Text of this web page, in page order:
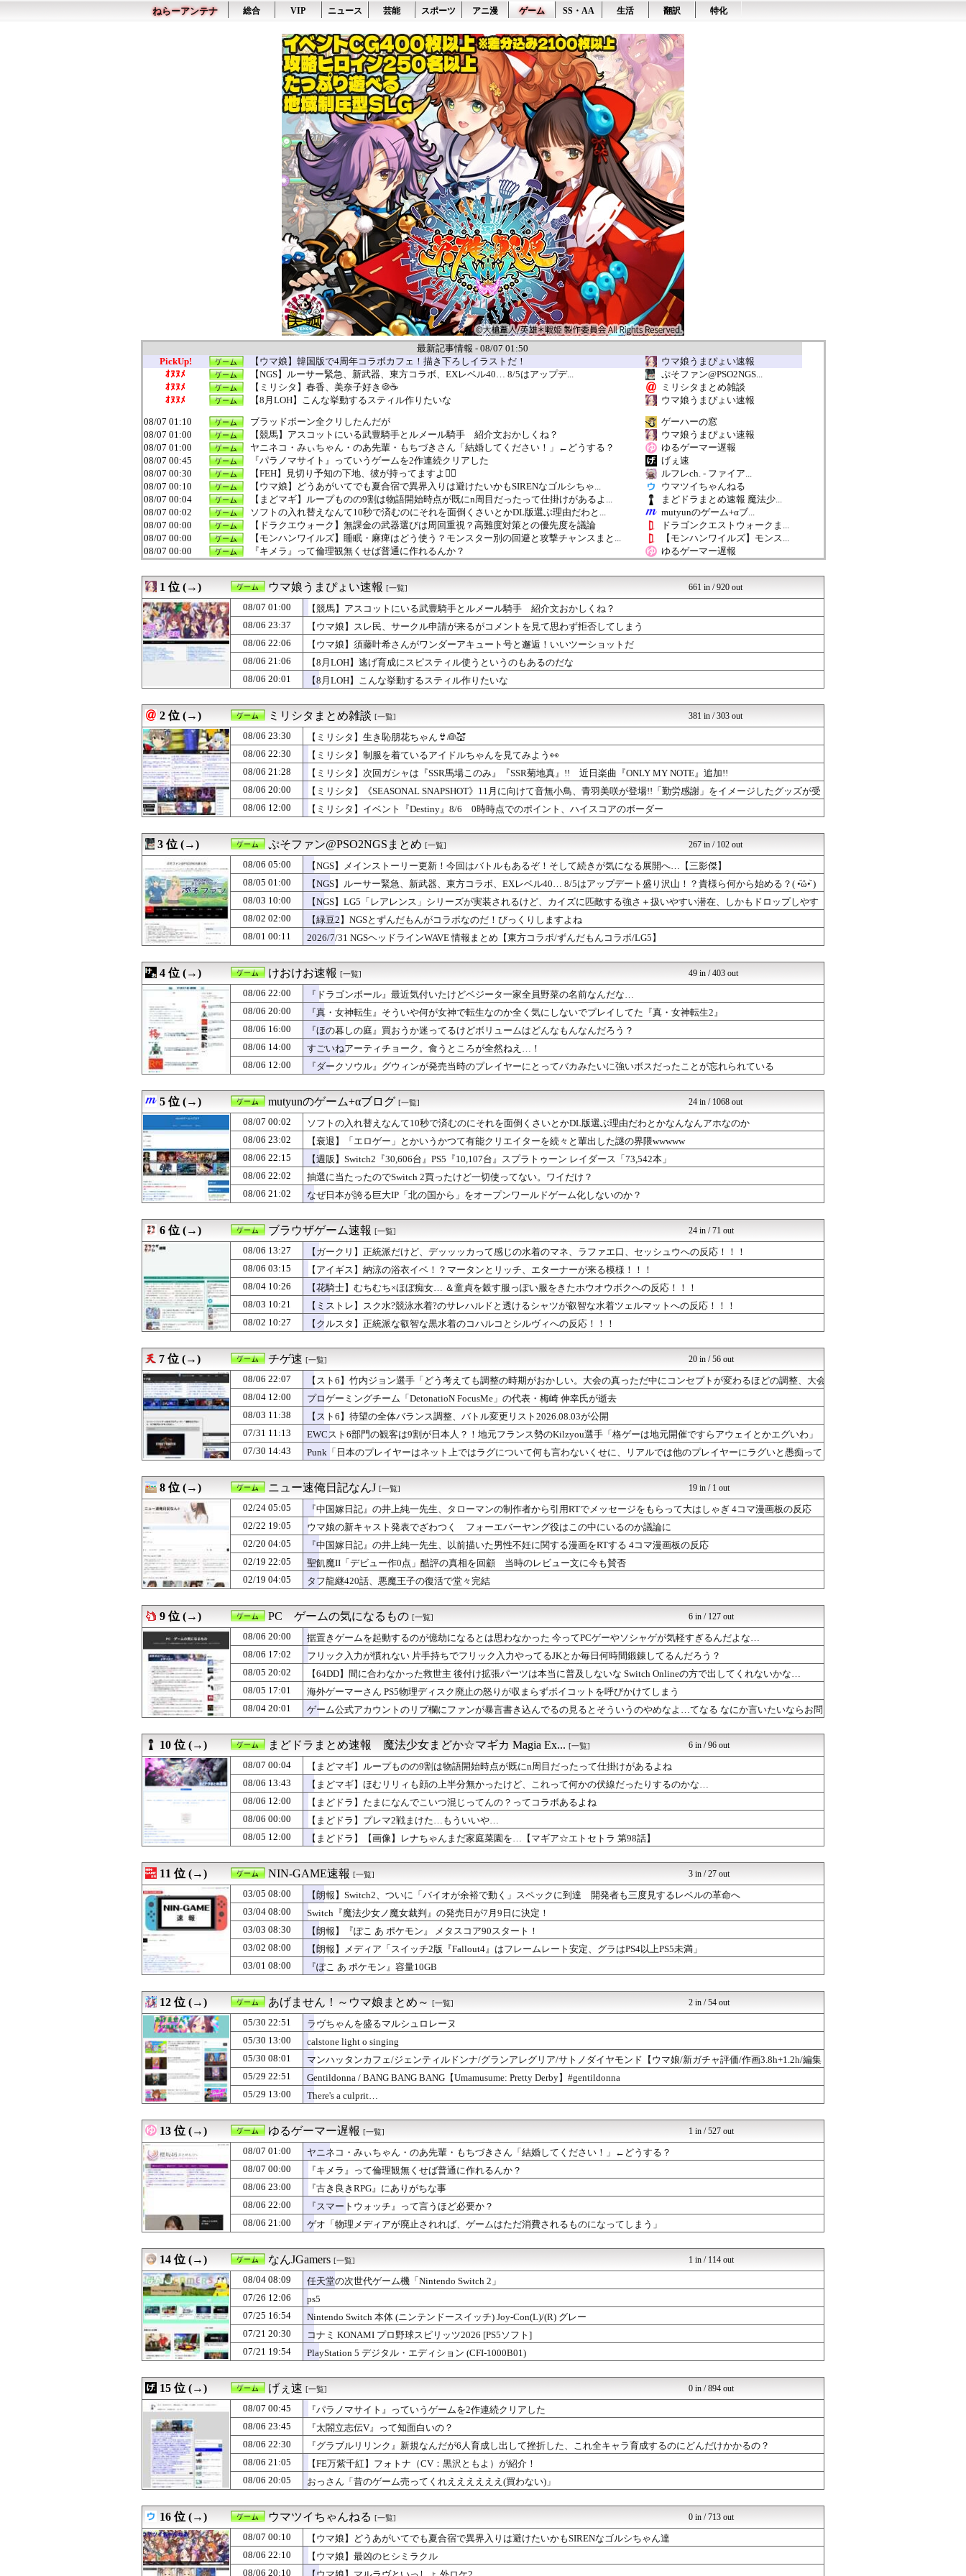
ねらーアンテナ 総合 VIP ニュース 芸能 スポーツ アニ漫 ゲーム SS・AA 生活 翻訳 特化
最新記事情報 - 08/07 01:50
PickUp!
【ウマ娘】韓国版で4周年コラボカフェ！描き下ろしイラストだ！
ウマ娘うまぴょい速報
ｵﾇﾇﾒ
【NGS】ルーサー緊急、新武器、東方コラボ、EXレベル40… 8/5はアップデ...
ぷそファン@PSO2NGS...
ｵﾇﾇﾒ
【ミリシタ】春香、美奈子好き🍪☕
ミリシタまとめ雑談
ｵﾇﾇﾒ
【8月LOH】こんな挙動するスティル作りたいな
ウマ娘うまぴょい速報
08/07 01:10
ブラッドボーン全クリしたんだが
ゲーハーの窓
08/07 01:00
【競馬】アスコットにいる武豊騎手とルメール騎手 紹介文おかしくね？
ウマ娘うまぴょい速報
08/07 01:00
ヤニネコ・みぃちゃん・のあ先輩・もちづきさん「結婚してください！」←どうする？
ゆるゲーマー遅報
08/07 00:45
『パラノマサイト』っていうゲームを2作連続クリアした
げぇ速
08/07 00:30
【FEH】見切り予知の下地、彼が持ってますよ👍🏻
ルフレch. - ファイア...
08/07 00:10
【ウマ娘】どうあがいてでも夏合宿で異界入りは避けたいかもSIRENなゴルシちゃ...
ウマツイちゃんねる
08/07 00:04
【まどマギ】ループものの9割は物語開始時点が既にn周目だったって仕掛けがあるよ...
まどドラまとめ速報 魔法少...
08/07 00:02
ソフトの入れ替えなんて10秒で済むのにそれを面倒くさいとかDL版選ぶ理由だわと...
mutyunのゲーム+αブ...
08/07 00:00
【ドラクエウォーク】無課金の武器選びは周回重視？高難度対策との優先度を議論
ドラゴンクエストウォークま...
08/07 00:00
【モンハンワイルズ】睡眠・麻痺はどう使う？モンスター別の回避と攻撃チャンスまと...
【モンハンワイルズ】モンス...
08/07 00:00
『キメラ』って倫理観無くせば普通に作れるんか？
ゆるゲーマー遅報
08/06 23:37
【ウマ娘】スレ民、サークル申請が来るがコメントを見て思わず拒否してしまう
ウマ娘うまぴょい速報
08/06 23:30
【ミリシタ】生き恥朋花ちゃん👙👰💒
ミリシタまとめ雑談
08/06 23:05
部屋作りゲーム、確率で出現するイカを見るとクラッシュする不具合が発生
08/06 23:02
【衰退】「エロゲー」とかいうかつて有能クリエイターを続々と輩出した謎の界隈ww...
mutyunのゲーム+αブ...
08/06 23:00
『古き良きRPG』にありがちな事
08/06 22:30
【ミリシタ】制服を着ているアイドルちゃんを見てみよう👀
08/06 22:30
『グラブルリリンク』新規なんだが6人育成し出して挫折した、これ全キャラ育成する...
げぇ速
【週販】Switch2『30,606台』PS5『10,107台』スプラトゥーン...
mutyunのゲーム+αブ...
【ウマ娘】最凶のヒシミラクル
08/06 22:06
【ウマ娘】須藤叶希さんがワンダーアキュート号と邂逅！いいツーショットだ
ウマ娘うまぴょい速報
08/06 22:02
抽選に当たったのでSwitch 2買ったけど一切使ってない。ワイだけ？
mutyunのゲーム+αブ...
08/06 22:00
『スマートウォッチ』って言うほど必要か？
08/06 22:00
『ドラゴンボール』最近気付いたけどベジータ一家全員野菜の名前なんだな…
けおけお速報
08/06 21:30
【FE万紫千紅】これ速攻でFEHに実装されそう
08/06 21:28
【ミリシタ】次回ガシャは『SSR馬場このみ』『SSR菊地真』!! 近日楽曲『O...
ミリシタまとめ雑談
08/06 21:06
【8月LOH】逃げ育成にスピスティル使うというのもあるのだな
ウマ娘うまぴょい速報
08/06 21:05
「斬撃を飛ばす」←ぶっちゃけ好き？嫌い？
ゲーハーの窓
08/06 21:05
【FE万紫千紅】フォトナ（CV：黒沢ともよ）が紹介！
げぇ速
08/06 21:00
ゲオ「物理メディアが廃止されれば、ゲームはただ消費されるものになってしまう」
ゆるゲーマー遅報
08/06 20:45
【ドラクエウォーク】ドラゴンコープスを高速撃破！勇者・クロノス・月輪など攻略編...
ドラゴンクエストウォークま...
08/06 20:40
【ドラクエウォーク】ドラゴンコープスのこころSは何個必要？性能と使い道を巡り評...
ドラゴンクエストウォークま...
08/06 20:36
【ドラクエウォーク】イベントは全4章？スカウトや限定アクセサリーを巡る反応
ドラゴンクエストウォークま...
08/06 20:32
ゲーフリ「Beast of Reincarnationは皆様からのご意見を真摯...
mutyunのゲーム+αブ...
08/06 20:10
【ウマ娘】マルラヴといっしょ 外ロケ2
ウマツイちゃんねる
08/06 20:05
おっさん「昔のゲーム売ってくれええええええ(買わない)」
げぇ速
08/06 20:02
多根「Switch2、499ドルでも安い800ドル超えるかも。PS5は直近での...
mutyunのゲーム+αブ...
08/06 20:01
【8月LOH】こんな挙動するスティル作りたいな
08/06 20:00
【朗報】『冥王計画ゼオライマー』さん、たった2回のスパロボ参戦で大人気ロボ作品...
ゆるゲーマー遅報
08/06 20:00
【ミリシタ】《SEASONAL SNAPSHOT》11月に向けて音無小鳥、青羽...
ミリシタまとめ雑談
08/06 20:00
『真・女神転生』そういや何が女神で転生なのか全く気にしないでプレイしてた『真・...
08/06 19:32
メディア「Switch2版『モンハンワイルズ』はDLSS込みで最大1440p動...
mutyunのゲーム+αブ...
08/06 19:30
【FEH】今回の錬成で一番強いのマリータじゃね？？？
ルフレch. - ファイア...
08/06 19:05
DMC風のゲームとソウルライク系ってどっちが面白いと思う？
08/06 19:00
『Sa・Ga2 秘宝伝説』とかいう過大評価ゲーム
08/06 19:00
【ポケチャン】可愛いポケモン統一パーティのおすすめは？相性補完や地面タイプの選...
ポケチャン攻略まとめ速報｜...
08/06 18:37
【ウマ娘】タキオン、このソース食べても大丈夫なやつ？
ウマ娘うまぴょい速報
08/06 18:10
【ウマ娘】少年トレーナー君と幼馴染ネイチャ姉さん
ウマツイちゃんねる
08/06 18:05
【朗報】ファイアーエムブレム、ついにキャラ成長率がゲーム内で見れるようになる
げぇ速
08/06 18:00
【ポケチャン】対戦環境の停滞と今後の新要素追加に関するプレイヤーのリアルな意見
ポケチャン攻略まとめ速報｜...
08/06 18:00
『みんなのGOLF WORLD』、改善に向けてアプデ計画公表
ゆるゲーマー遅報
08/06 17:05
【ウマ娘】LA公演ツアー、キャンセルが出たので２次募集開始！サンタアニタパーク...
ウマ娘うまぴょい速報
08/06 17:05
『メガガブリアス』って何が強いんや・・・？
げぇ速
08/06 17:02
フリック入力が慣れない 片手持ちでフリック入力やってるJKとか毎日何時間鍛錬し...
08/06 16:10
【ウマ娘】あの人の話2 ブエナビスタとシーザリオ
ウマツイちゃんねる
08/06 16:00
『ほの暮しの庭』買おうか迷ってるけどボリュームはどんなもんなんだろう？
08/06 14:10
【ウマ娘】企画配信に挑戦してみたバクシンオー
08/06 14:00
すごいねアーティチョーク。食うところが全然ねえ…！
けおけお速報
08/06 13:43
【まどマギ】ほむリリィも顔の上半分無かったけど、これって何かの伏線だったりする...
まどドラまとめ速報 魔法少...
【ガークリ】正統派だけど、デッッッカって感じの水着のマネ、ラファエ口、セッシュ...
ブラウザゲーム速報
08/06 12:30
【FE万紫千紅】今のところこのリシテアみたいなデカパイ籠手使いが一番見た目好み
ルフレch. - ファイア...
08/06 12:10
【ウマ娘】ふつくしいポーズをとるルーラーシップ
ウマツイちゃんねる
08/06 12:00
【ドラクエウォーク】千里行を快適に周回！ワンパン編成と武器変更による効率改善
ドラゴンクエストウォークま...
08/06 12:00
【まどドラ】たまになんでこいつ混じってんの？ってコラボあるよね
まどドラまとめ速報 魔法少...
08/06 12:00
【ミリシタ】イベント『Destiny』8/6 0時時点でのポイント、ハイスコア...
08/06 12:00
『ダークソウル』グウィンが発売当時のプレイヤーにとってバカみたいに強いボスだっ...
けおけお速報
08/06 11:00
【ポケチャン】ムラっけオニゴーリ・スコヴィラン戦術の強さと対策を巡る意見まとめ
08/06 10:10
【ウマ娘】ゴルシとマックイーンその2163
ウマツイちゃんねる
08/06 10:00
【ポケモンチャンピオンズ】主人公のキャラメイクとJK風コーディネート、男主人公...
ポケチャン攻略まとめ速報｜...
08/06 10:00
『ファイアーエムブレム 万紫千紅』主人公の見た目を変えられるのは久しぶりだな
けおけお速報
08/06 05:00
【NGS】メインストーリー更新！今回はバトルもあるぞ！そして続きが気になる展開...
08/06 03:15
【アイギス】納涼の浴衣イベ！？マータンとリッチ、エターナーが来る模様！！！
ブラウザゲーム速報
08/06 01:10
お前らが思うバカゲーて何？
ゲーハーの窓
08/06 00:30
【FE万紫千紅】これゲームの全体の流れどんな感じになるんだ…？
ルフレch. - ファイア...
08/06 00:00
【モンハンワイルズ】罠の上に大タル爆弾は迷惑？吹き飛ばしと立ち回りを巡る議論
【モンハンワイルズ】モンス...
08/06 00:00
【ドラクエウォーク】おやすむ・もぐもぐは必要？報酬とバッテリー消費を巡る評価
08/05 23:30
【ミリシタ】同級生の脳を破壊していそうなアイドルちゃん🧠⚡
ミリシタまとめ雑談
08/05 23:05
除霊ゲームさん、泣く泣くクソアプデしてしまう
ゲーハーの窓
08/05 22:00
【ミリシタ】イベント『Destiny』コミュを見たみんなの反応は👀 ※ネタバレ...
ミリシタまとめ雑談
08/05 22:00
女性漫画家あるあるとかあれば教えてほしい
けおけお速報
08/05 21:30
【FE万紫千紅】セテス…一体誰なんだ…すごい見覚えのあるキャラ多い
08/05 21:05
ちびまるこちゃんのゲームがもし今でたらどんなのになるのか
ゲーハーの窓
08/05 21:00
【ミリシタ】セーラーミズギって結構攻めてるよね👙
ミリシタまとめ雑談
08/05 20:00
『Dr.スランプ』茶化されてるけど千兵衛さんガチで天才だよね
けおけお速報
08/05 19:28
【ドラクエウォーク】運営はピサロ推し？歴代武器と魔力の宝鞭を振り返る
ドラゴンクエストウォークま...
08/05 19:24
【ドラクエウォーク】新水着の見た目をどう評価する？パレオやタイプ2装備に様々な...
ドラゴンクエストウォークま...
08/05 19:00
【ポケチャン】アーマーガアでドリュウズは受けられる？つのドリル試行回数と有利不...
ポケチャン攻略まとめ速報｜...
08/05 18:30
【FE万紫千紅】今作のマイユニはキャラメイク可能！こういうのはif以来だな
ルフレch. - ファイア...
08/05 18:00
【ポケモンチャンピオンズ】マニューラ評価まとめ 技範囲や覚える技・オオニューラ...
ポケチャン攻略まとめ速報｜...
08/05 17:01
海外ゲーマーさん PS5物理ディスク廃止の怒りが収まらずボイコットを呼びかけて...
PC ゲームの気になるもの
08/05 12:00
【ポケモンチャンピオンズ】オーロンゲの仕事阻止は不可能なのか？対策やいたずらご...
ポケチャン攻略まとめ速報｜...
08/05 12:00
【まどドラ】【画像】レナちゃんまだ家庭菜園を…【マギア☆エトセトラ 第98話】
まどドラまとめ速報 魔法少...
08/05 01:00
【NGS】ルーサー緊急、新武器、東方コラボ、EXレベル40… 8/5はアップデ...
ぷそファン@PSO2NGS...
08/05 00:00
【まどドラ】葉月ふうか水ほむ砲の編成しかいねえ
まどドラまとめ速報 魔法少...
08/05 00:00
【モンハンワイルズ】アルマやNPCが邪魔？当たり判定・会話誤爆・進行妨害への不...
【モンハンワイルズ】モンス...
08/04 23:05
FF10の名シーン←思い浮かべたもの
ゲーハーの窓
08/04 20:01
ゲーム公式アカウントのリプ欄にファンが暴言書き込んでるの見るとそういうのやめな...
PC ゲームの気になるもの
08/04 17:07
スーパーやコンビニで手前どりに協力してる？
08/04 12:00
【まどマギ】もうちょっと皆といいコミュニケーションが取れてたらなってみんな思う
08/04 12:00
プロゲーミングチーム「DetonatioN FocusMe」の代表・梅崎 伸幸...
チゲ速
08/04 10:26
【花騎士】むちむち×ほぼ痴女… ＆童貞を穀す服っぽい服をきたホウオウボクへの反...
ブラウザゲーム速報
1 位 (→) ウマ娘うまぴょい速報 [一覧] 661 in / 920 out
08/07 01:00
【競馬】アスコットにいる武豊騎手とルメール騎手 紹介文おかしくね？
08/06 23:37
【ウマ娘】スレ民、サークル申請が来るがコメントを見て思わず拒否してしまう
08/06 22:06
【ウマ娘】須藤叶希さんがワンダーアキュート号と邂逅！いいツーショットだ
08/06 21:06
【8月LOH】逃げ育成にスピスティル使うというのもあるのだな
08/06 20:01
【8月LOH】こんな挙動するスティル作りたいな
2 位 (→) ミリシタまとめ雑談 [一覧] 381 in / 303 out
08/06 23:30
【ミリシタ】生き恥朋花ちゃん👙👰💒
08/06 22:30
【ミリシタ】制服を着ているアイドルちゃんを見てみよう👀
08/06 21:28
【ミリシタ】次回ガシャは『SSR馬場このみ』『SSR菊地真』!! 近日楽曲『ONLY MY NOTE』追加!!
08/06 20:00
【ミリシタ】《SEASONAL SNAPSHOT》11月に向けて音無小鳥、青羽美咲が登場!!「勤労感謝」をイメージしたグッズが受
注開始!!
08/06 12:00 【ミリシタ】イベント『Destiny』8/6 0時時点でのポイント、ハイスコアのボーダー
3 位 (→) ぷそファン@PSO2NGSまとめ [一覧] 267 in / 102 out
08/06 05:00
【NGS】メインストーリー更新！今回はバトルもあるぞ！そして続きが気になる展開へ…【三影傑】
08/05 01:00
【NGS】ルーサー緊急、新武器、東方コラボ、EXレベル40… 8/5はアップデート盛り沢山！？貴様ら何から始める？( •᷄ὤ•᷅ )
08/03 10:00
【NGS】LG5「レアレンス」シリーズが実装されるけど、カイズに匹敵する強さ＋扱いやすい潜在、しかもドロップしやす
いらしいらしい( •᷄ὤ•᷅ )
08/02 02:00
【緑豆2】NGSとずんだもんがコラボなのだ！びっくりしますよね
08/01 00:11
2026/7/31 NGSヘッドラインWAVE 情報まとめ【東方コラボ/ずんだもんコラボ/LG5】
4 位 (→) けおけお速報 [一覧] 49 in / 403 out
08/06 22:00
『ドラゴンボール』最近気付いたけどベジータ一家全員野菜の名前なんだな…
08/06 20:00
『真・女神転生』そういや何が女神で転生なのか全く気にしないでプレイしてた『真・女神転生2』
08/06 16:00
『ほの暮しの庭』買おうか迷ってるけどボリュームはどんなもんなんだろう？
08/06 14:00
すごいねアーティチョーク。食うところが全然ねえ…！
08/06 12:00
『ダークソウル』グウィンが発売当時のプレイヤーにとってバカみたいに強いボスだったことが忘れられている
5 位 (→) mutyunのゲーム+αブログ [一覧] 24 in / 1068 out
08/07 00:02
ソフトの入れ替えなんて10秒で済むのにそれを面倒くさいとかDL版選ぶ理由だわとかなんなんアホなのか
08/06 23:02
【衰退】「エロゲー」とかいうかつて有能クリエイターを続々と輩出した謎の界隈wwwww
08/06 22:15
【週販】Switch2『30,606台』PS5『10,107台』スプラトゥーン レイダース「73,542本」
08/06 22:02
抽選に当たったのでSwitch 2買ったけど一切使ってない。ワイだけ？
08/06 21:02
なぜ日本が誇る巨大IP「北の国から」をオープンワールドゲーム化しないのか？
6 位 (→) ブラウザゲーム速報 [一覧] 24 in / 71 out
08/06 13:27
【ガークリ】正統派だけど、デッッッカって感じの水着のマネ、ラファエ口、セッシュウへの反応！！！
08/06 03:15
【アイギス】納涼の浴衣イベ！？マータンとリッチ、エターナーが来る模様！！！
08/04 10:26
【花騎士】むちむち×ほぼ痴女… ＆童貞を穀す服っぽい服をきたホウオウボクへの反応！！！
08/03 10:21
【ミストレ】スク水?競泳水着?のサレハルドと透けるシャツが叡智な水着ツェルマットへの反応！！！
08/02 10:27
【クルスタ】正統派な叡智な黒水着のコハルコとシルヴィへの反応！！！
7 位 (→) チゲ速 [一覧] 20 in / 56 out
08/06 22:07
【スト6】竹内ジョン選手「どう考えても調整の時期がおかしい。大会の真っただ中にコンセプトが変わるほどの調整、大会
が終わった後は微調整。趣旨が一貫してない」
08/04 12:00
プロゲーミングチーム「DetonatioN FocusMe」の代表・梅崎 伸幸氏が逝去
08/03 11:38
【スト6】待望の全体バランス調整、バトル変更リスト2026.08.03が公開
07/31 11:13
EWCスト6部門の観客は9割が日本人？！地元フランス勢のKilzyou選手「格ゲーは地元開催ですらアウェイとかエグいわ」
07/30 14:43
Punk「日本のプレイヤーはネット上ではラグについて何も言わないくせに、リアルでは他のプレイヤーにラグいと愚痴って
8 位 (→) ニュー速俺日記なんJ [一覧] 19 in / 1 out
02/24 05:05
『中国嫁日記』の井上純一先生、タローマンの制作者から引用RTでメッセージをもらって大はしゃぎ 4コマ漫画板の反応
02/22 19:05
ウマ娘の新キャスト発表でざわつく フォーエバーヤング役はこの中にいるのか議論に
02/20 04:05
『中国嫁日記』の井上純一先生、以前描いた男性不妊に関する漫画をRTする 4コマ漫画板の反応
02/19 22:05
聖飢魔II「デビュー作0点」酷評の真相を回顧 当時のレビュー文に今も賛否
02/19 04:05
タフ龍継420話、悪魔王子の復活で堂々完結
9 位 (→) PC ゲームの気になるもの [一覧] 6 in / 127 out
08/06 20:00
据置きゲームを起動するのが億劫になるとは思わなかった 今ってPCゲーやソシャゲが気軽すぎるんだよな…
08/06 17:02
フリック入力が慣れない 片手持ちでフリック入力やってるJKとか毎日何時間鍛錬してるんだろう？
08/05 20:02
【64DD】間に合わなかった救世主 後付け拡張パーツは本当に普及しないな Switch Onlineの方で出してくれないかな…
08/05 17:01
海外ゲーマーさん PS5物理ディスク廃止の怒りが収まらずボイコットを呼びかけてしまう
08/04 20:01
ゲーム公式アカウントのリプ欄にファンが暴言書き込んでるの見るとそういうのやめなよ…てなる なにか言いたいならお問
10 位 (→) まどドラまとめ速報 魔法少女まどか☆マギカ Magia Ex... [一覧] 6 in / 96 out
08/07 00:04
【まどマギ】ループものの9割は物語開始時点が既にn周目だったって仕掛けがあるよね
08/06 13:43
【まどマギ】ほむリリィも顔の上半分無かったけど、これって何かの伏線だったりするのかな…
08/06 12:00
【まどドラ】たまになんでこいつ混じってんの？ってコラボあるよね
08/06 00:00
【まどドラ】プレマ2戦まけた…もういいや…
08/05 12:00
【まどドラ】【画像】レナちゃんまだ家庭菜園を…【マギア☆エトセトラ 第98話】
11 位 (→) NIN-GAME速報 [一覧] 3 in / 27 out
03/05 08:00
【朗報】Switch2、ついに「バイオが余裕で動く」スペックに到達 開発者も三度見するレベルの革命へ
03/04 08:00
Switch『魔法少女ノ魔女裁判』の発売日が7月9日に決定！
03/03 08:30
【朗報】『ぽこ あ ポケモン』 メタスコア90スタート！
03/02 08:00
【朗報】メディア「スイッチ2版『Fallout4』はフレームレート安定、グラはPS4以上PS5未満」
03/01 08:00
『ぽこ あ ポケモン』容量10GB
12 位 (→) あげません！～ウマ娘まとめ～ [一覧] 2 in / 54 out
05/30 22:51
ラヴちゃんを盛るマルシュロレーヌ
05/30 13:00
calstone light o singing
05/30 08:01
マンハッタンカフェ/ジェンティルドンナ/グランアレグリア/サトノダイヤモンド【ウマ娘/新ガチャ評価/作画3.8h+1.2h/編集
5.8h】
05/29 22:51
Gentildonna / BANG BANG BANG【Umamusume: Pretty Derby】#gentildonna
05/29 13:00
There's a culprit…
13 位 (→) ゆるゲーマー遅報 [一覧] 1 in / 527 out
08/07 01:00
ヤニネコ・みぃちゃん・のあ先輩・もちづきさん「結婚してください！」←どうする？
08/07 00:00
『キメラ』って倫理観無くせば普通に作れるんか？
08/06 23:00
『古き良きRPG』にありがちな事
08/06 22:00
『スマートウォッチ』って言うほど必要か？
08/06 21:00
ゲオ「物理メディアが廃止されれば、ゲームはただ消費されるものになってしまう」
14 位 (→) なんJGamers [一覧] 1 in / 114 out
08/04 08:09
任天堂の次世代ゲーム機「Nintendo Switch 2」
07/26 12:06
ps5
07/25 16:54
Nintendo Switch 本体 (ニンテンドースイッチ) Joy-Con(L)/(R) グレー
07/21 20:30
コナミ KONAMI プロ野球スピリッツ2026 [PS5ソフト]
07/21 19:54
PlayStation 5 デジタル・エディション (CFI-1000B01)
15 位 (→) げぇ速 [一覧] 0 in / 894 out
08/07 00:45
『パラノマサイト』っていうゲームを2作連続クリアした
08/06 23:45
『太閤立志伝V』って知面白いの？
08/06 22:30
『グラブルリリンク』新規なんだが6人育成し出して挫折した、これ全キャラ育成するのにどんだけかかるの？
08/06 21:05
【FE万紫千紅】フォトナ（CV：黒沢ともよ）が紹介！
08/06 20:05
おっさん「昔のゲーム売ってくれええええええ(買わない)」
16 位 (→) ウマツイちゃんねる [一覧] 0 in / 713 out
08/07 00:10
【ウマ娘】どうあがいてでも夏合宿で異界入りは避けたいかもSIRENなゴルシちゃん達
08/06 22:10
【ウマ娘】最凶のヒシミラクル
08/06 20:10